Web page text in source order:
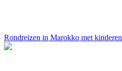
Rondreizen in Marokko met kinderen